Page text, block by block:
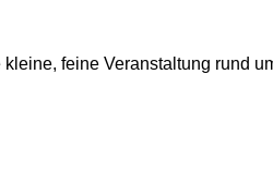
feine Veranstaltung rund